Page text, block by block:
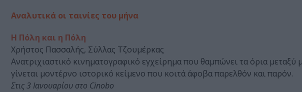
Αναλυτικά οι ταινίες του μήνα
Η Πόλη και η Πόλη
Χρήστος Πασσαλής, Σύλλας Τζουμέρκας
Ανατριχιαστικό κινηματογραφικό εγχείρημα που θαμπώνει τα όρια μεταξύ
γίνεται μοντέρνο ιστορικό κείμενο που κοιτά άφοβα παρελθόν και παρόν.
Στις 3 Ιανουαρίου στο Cinobo